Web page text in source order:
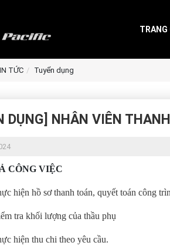
TRANG
TỨC Tuyển dụng
DỤNG] NHÂN VIÊN
CÔNG VIỆC
hiện hồ sơ thanh toán, quyết toán công
tra khối lượng của thầu phụ
hiện thu chi theo yêu cầu.